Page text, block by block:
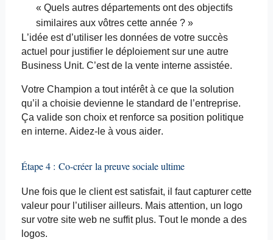
« Quels autres départements ont des objectifs
similaires aux vôtres cette année ? »
L’idée est d’utiliser les données de votre succès
actuel pour justifier le déploiement sur une autre
Business Unit. C’est de la vente interne assistée.
Votre Champion a tout intérêt à ce que la solution
qu’il a choisie devienne le standard de l’entreprise.
Ça valide son choix et renforce sa position politique
en interne. Aidez-le à vous aider.
Étape 4 : Co-créerla preuve sociale ultime
Une fois que le client est satisfait, il faut capturer cette
valeur pour l’utiliser ailleurs. Mais attention, un logo
sur votre site web ne suffit plus. Tout le monde a des
logos.